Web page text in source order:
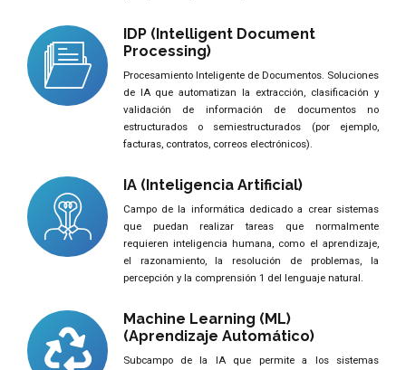
IDP (Intelligent Document
Processing)
Procesamiento Inteligente de Documentos. Soluciones
de IA que automatizan la extracción, clasificación y
validación de información de documentos no
estructurados o semiestructurados (por ejemplo,
facturas, contratos, correos electrónicos).
IA (Inteligencia Artificial)
Campo de la informática dedicado a crear sistemas
que puedan realizar tareas que normalmente
requieren inteligencia humana, como el aprendizaje,
el razonamiento, la resolución de problemas, la
percepción y la comprensión 1 del lenguaje natural.
Machine Learning (ML)
(Aprendizaje Automático)
Subcampo de la IA que permite a los sistemas